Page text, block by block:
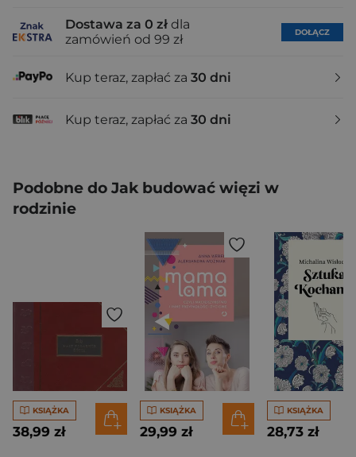
Dostawa za 0 zł dla
zamówień od 99 zł
DOŁĄCZ
Kup teraz, zapłać za 30 dni
Kup teraz, zapłać za 30 dni
Podobne do Jak budować więzi w
rodzinie
KSIĄŻKA
38,99 zł
KSIĄŻKA
29,99 zł
KSIĄŻKA
28,73 zł